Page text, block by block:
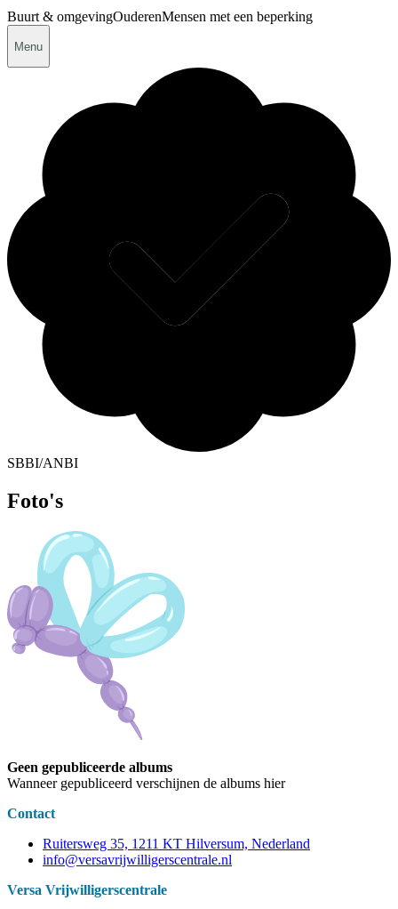
Buurt & omgevingOuderenMensen met een beperking
Menu
SBBI/ANBI
Foto's
Geen gepubliceerde albums
Wanneer gepubliceerd verschijnen de albums hier
Contact
Ruitersweg 35, 1211 KT Hilversum, Nederland
info@versavrijwilligerscentrale.nl
Versa Vrijwilligerscentrale